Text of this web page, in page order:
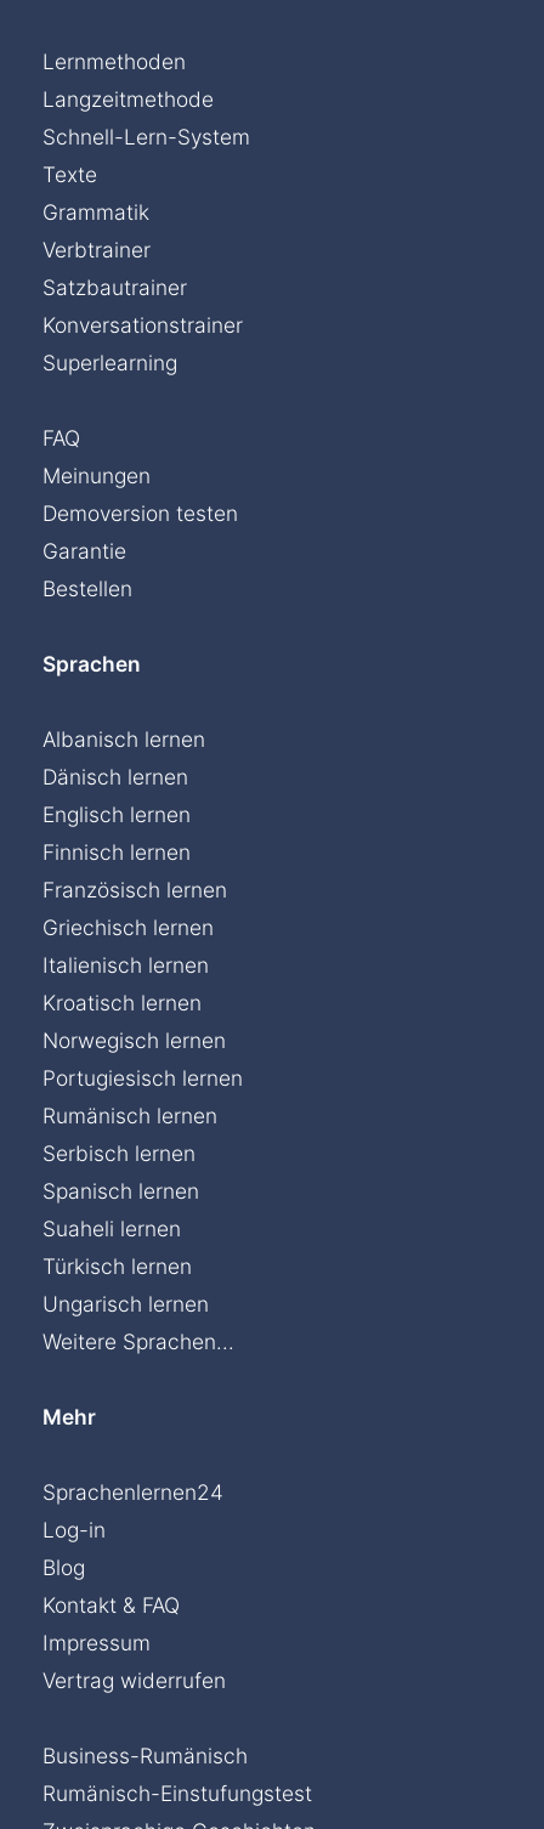
Lernmethoden
Langzeitmethode
Schnell-Lern-System
Texte
Grammatik
Verbtrainer
Satzbautrainer
Konversationstrainer
Superlearning
FAQ
Meinungen
Demoversion testen
Garantie
Bestellen
Sprachen
Albanisch lernen
Dänisch lernen
Englisch lernen
Finnisch lernen
Französisch lernen
Griechisch lernen
Italienisch lernen
Kroatisch lernen
Norwegisch lernen
Portugiesisch lernen
Rumänisch lernen
Serbisch lernen
Spanisch lernen
Suaheli lernen
Türkisch lernen
Ungarisch lernen
Weitere Sprachen...
Mehr
Sprachenlernen24
Log-in
Blog
Kontakt & FAQ
Impressum
Vertrag widerrufen
Business-Rumänisch
Rumänisch-Einstufungstest